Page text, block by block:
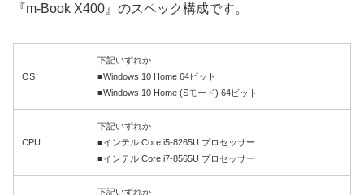
『m-Book X400』のスペック構成です。
OS
下記いずれか
■Windows 10 Home 64ビット
■Windows 10 Home (Sモード) 64ビット
CPU
下記いずれか
■インテル Core i5-8265U プロセッサー
■インテル Core i7-8565U プロセッサー
下記いずれか